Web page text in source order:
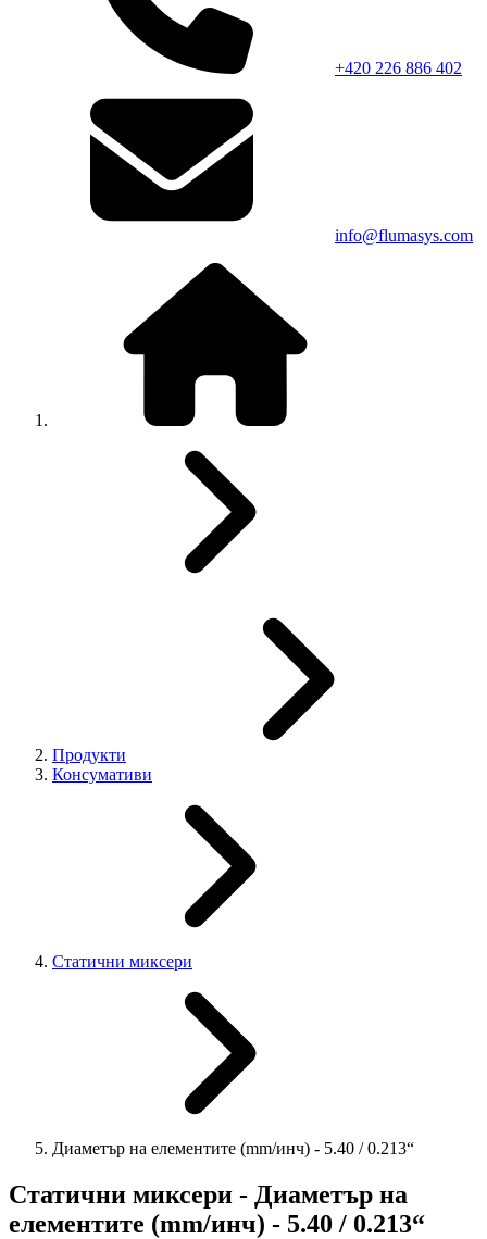
+420 226 886 402
info@flumasys.com
Продукти
Консумативи
Статични миксери
Диаметър на елементите (mm/инч) - 5.40 / 0.213“
Статични миксери - Диаметър на
елементите (mm/инч) - 5.40 / 0.213“